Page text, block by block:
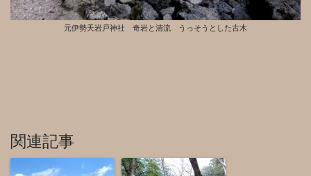
元伊勢天岩戸神社 奇岩と清流 うっそうとした古木
関連記事